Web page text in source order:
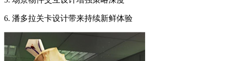
6. 潘多拉关卡设计带来持续新鲜体验